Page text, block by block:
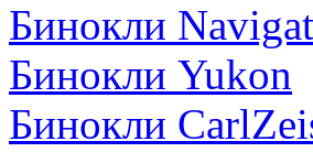
Бинокли
Бинокли Yukon
Бинокли